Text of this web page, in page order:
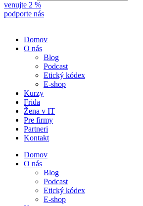
venujte 2 %
podporte nás
Domov
O nás
Blog
Podcast
Etický kódex
E-shop
Kurzy
Frida
Žena v IT
Pre firmy
Partneri
Kontakt
Domov
O nás
Blog
Podcast
Etický kódex
E-shop